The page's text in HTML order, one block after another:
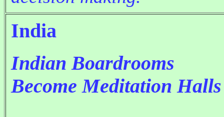
India
Indian Boardrooms
Become Meditation Halls